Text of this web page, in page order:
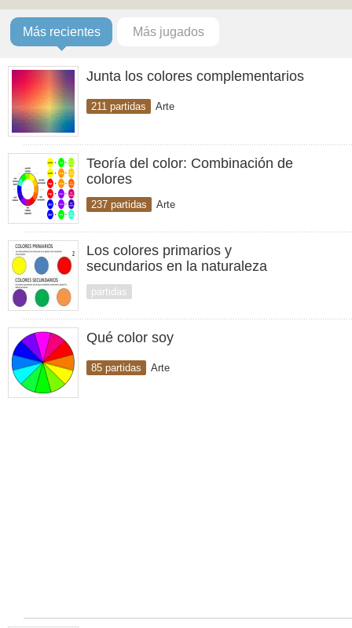
Más recientes Más jugados
Junta los colores complementarios
211 partidas Arte
Teoría del color: Combinación de
colores
237 partidas Arte
Los colores primarios y
secundarios en la naturaleza
partidas
Qué color soy
85 partidas Arte